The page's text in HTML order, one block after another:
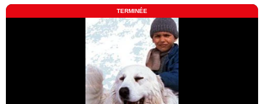
TERMINÉE